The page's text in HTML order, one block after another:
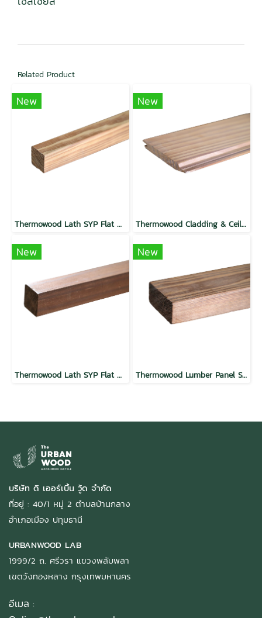
Related Product
New
Thermowood Lath SYP Flat Butterscotch
New
Thermowood Cladding & Ceilling SYP Weather Groove Mocha
New
Thermowood Lath SYP Flat Mocha
New
Thermowood Lumber Panel SYP Flat Mocha
บริษัท ดิ เออร์เบิ้น วู้ด จำกัด
ที่อยู่ : 40/1 หมู่ 2 ตำบลบ้านกลาง
อำเภอเมือง ปทุมธานี
URBANWOOD LAB
1999/2 ถ. ศรีวรา แขวงพลับพลา
เขตวังทองหลาง กรุงเทพมหานคร
อีเมล :